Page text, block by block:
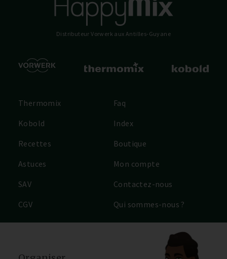
Distributeur Vorwerk aux Antilles-Guyane
Thermomix
Kobold
Recettes
Astuces
SAV
CGV
Faq
Index
Boutique
Mon compte
Contactez-nous
Qui sommes-nous ?